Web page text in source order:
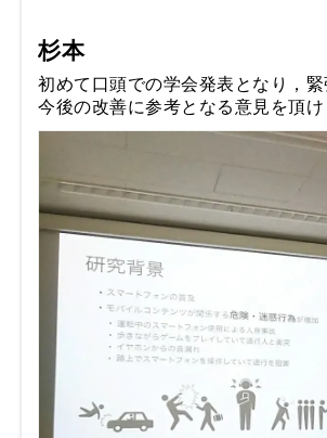
杉本
初めて口頭での学会発表となり，
今後の改善に参考となる意見を頂